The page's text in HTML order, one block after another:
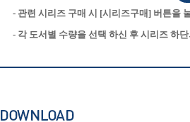
- 관련 시리즈 구매 시 [시리즈구매] 버튼을
- 각 도서별 수량을 선택 하신 후 시리즈 하